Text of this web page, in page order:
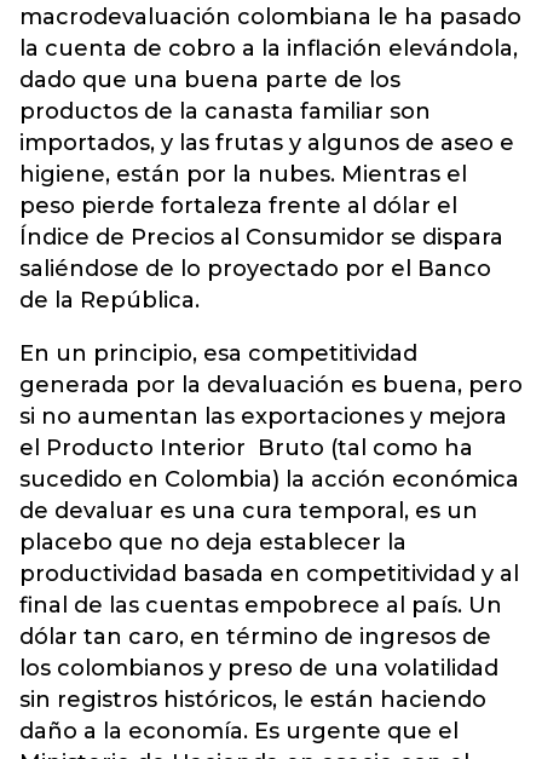
macrodevaluación colombiana le ha pasado
la cuenta de cobro a la inflación elevándola,
dado que una buena parte de los
productos de la canasta familiar son
importados, y las frutas y algunos de aseo e
higiene, están por la nubes. Mientras el
peso pierde fortaleza frente al dólar el
Índice de Precios al Consumidor se dispara
saliéndose de lo proyectado por el Banco
de la República.
En un principio, esa competitividad
generada por la devaluación es buena, pero
si no aumentan las exportaciones y mejora
el Producto Interior Bruto (tal como ha
sucedido en Colombia) la acción económica
de devaluar es una cura temporal, es un
placebo que no deja establecer la
productividad basada en competitividad y al
final de las cuentas empobrece al país. Un
dólar tan caro, en término de ingresos de
los colombianos y preso de una volatilidad
sin registros históricos, le están haciendo
daño a la economía. Es urgente que el